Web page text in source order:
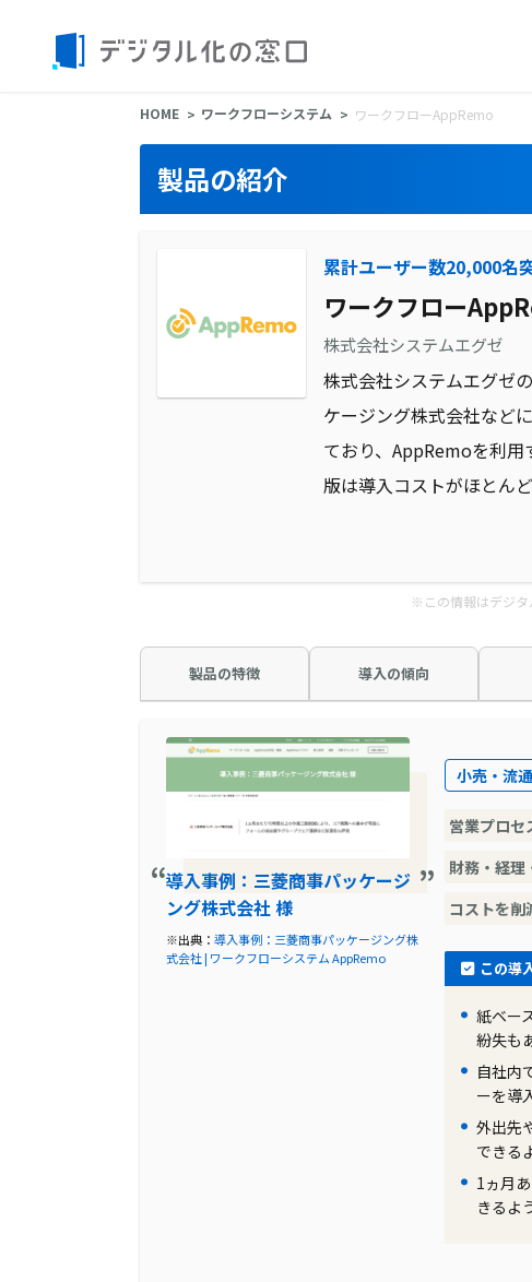
HOME ワークフローシステム ワークフローAppRemo
製品の紹介
累計ユーザー数20,000名
ワークフロー
株式会社システムエグゼ
株式会社システムエグゼ
ケージング株式会社など
ており、AppRemoを利
版は導入コストがほとん
※この情報はデジタ
製品の特徴 導入の傾向
導入事例：三菱商事パッケージ
ング株式会社 様
※出典： 導入事例：三菱商事パッケージング株
式会社 | ワークフローシステム AppRemo
小売・流通
営業プロセ
財務・経理
コストを削
この導
紙ベー
紛失も
自社内
ーを導
外出先
できる
1ヵ月
きるよ